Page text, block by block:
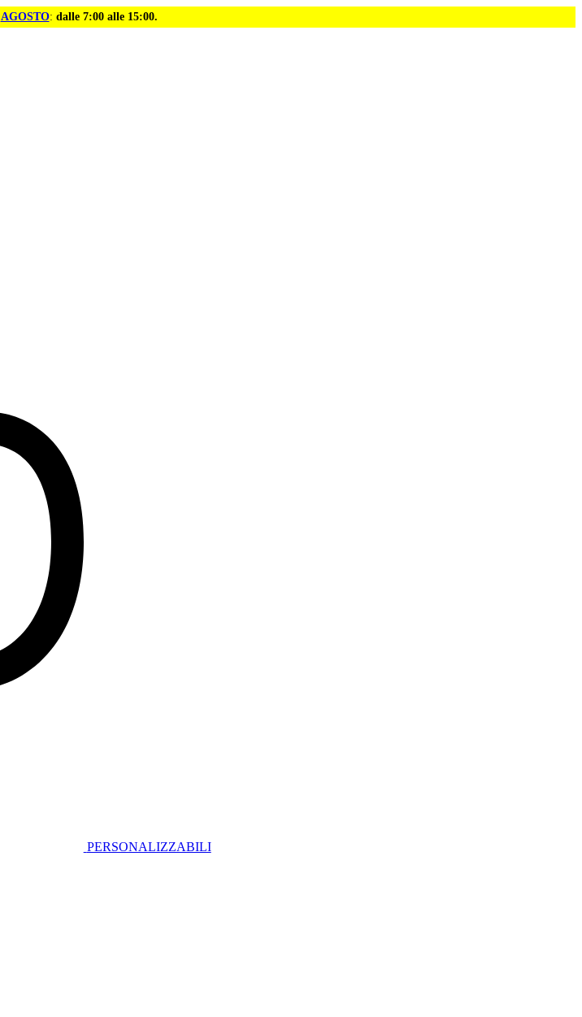
AGOSTO: dalle 7:00 alle 15:00.
PERSONALIZZABILI